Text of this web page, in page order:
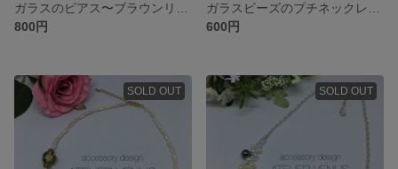
800円
600円
SOLD OUT SOLD OUT